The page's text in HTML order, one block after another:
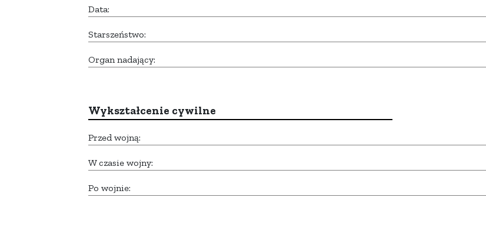
Data:
Starszeństwo:
Organ nadający:
Wykształcenie cywilne
Przed wojną:
W czasie wojny:
Po wojnie: